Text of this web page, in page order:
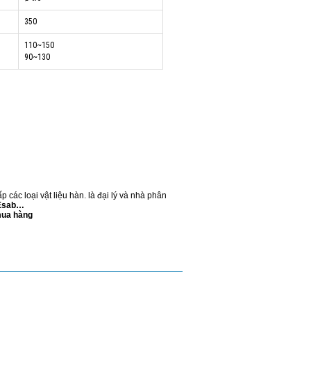
350
110~150
90~130
các loại vật liệu hàn. là đại lý và nhà phân
hàng